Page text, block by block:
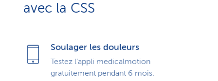
avec la CSS
Soulager les douleurs
Testez l’appli medicalmotion
gratuitement pendant 6 mois.